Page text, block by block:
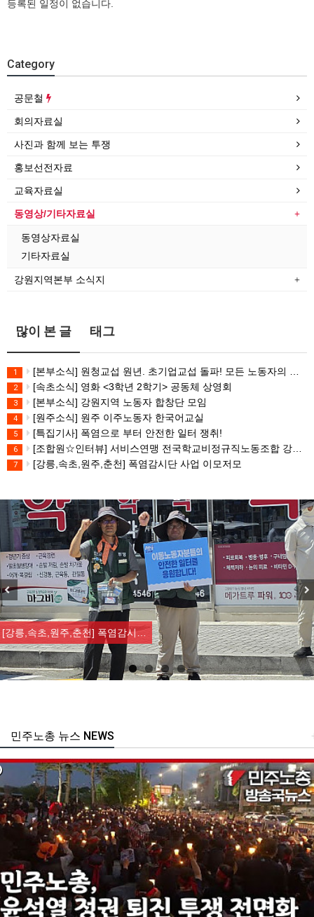
등록된 일정이 없습니다.
Category
공문철
회의자료실
사진과 함께 보는 투쟁
홍보선전자료
교육자료실
동영상/기타자료실
동영상자료실
기타자료실
강원지역본부 소식지
많이 본 글 태그
1 [본부소식] 원청교섭 원년. 초기업교섭 돌파! 모든 노동자의 노동기본권 쟁취! 민주노총 7.15 총파업대회
2 [속초소식] 영화 <3학년 2학기> 공동체 상영회
3 [본부소식] 강원지역 노동자 합창단 모임
4 [원주소식] 원주 이주노동자 한국어교실
5 [특집기사] 폭염으로 부터 안전한 일터 쟁취!
6 [조합원☆인터뷰] 서비스연맹 전국학교비정규직노동조합 강원지부 김유미 춘천지회장
7 [강릉,속초,원주,춘천] 폭염감시단 사업 이모저모
[강릉,속초,원주,춘천] 폭염감시…
주노총 뉴스 NEWS